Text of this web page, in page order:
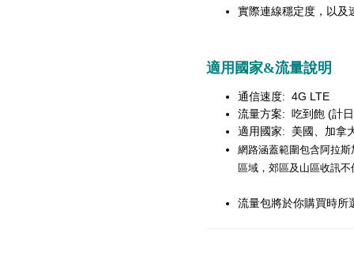
實際連線穩定度，以及
適用國家&流量說明
通信速度: 4G LTE
流量方案: 吃到飽 (計
適用國家: 美國、加拿
網路涵蓋範圍包含阿拉斯
區域，郊區及山區收訊不
流量包將於你購買時所